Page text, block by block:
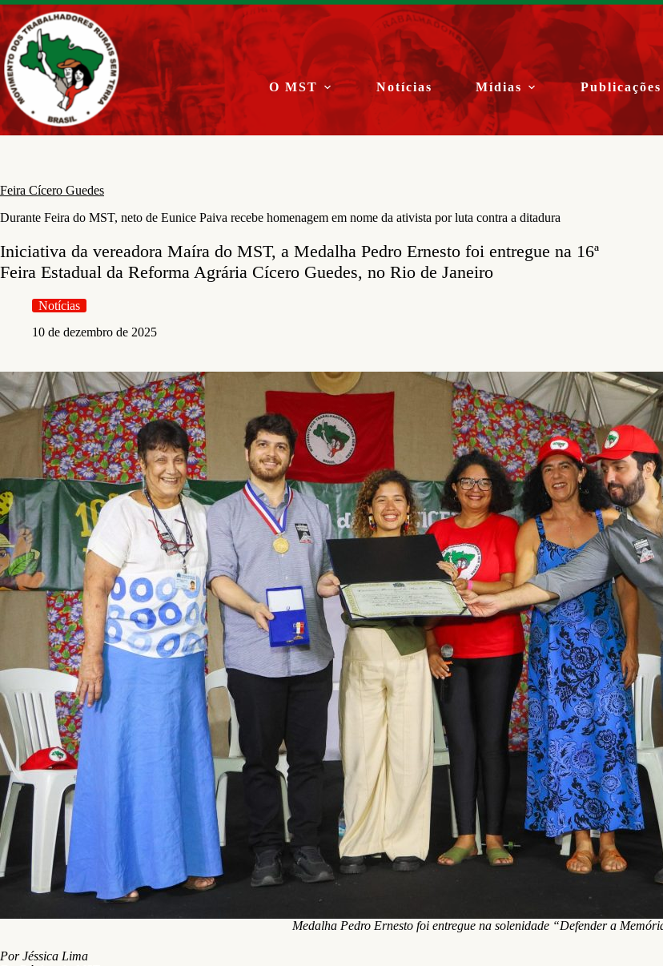
Pular
para
o
conteúdo
O MST Notícias Mídias Publicações
Feira Cícero Guedes
Durante Feira do MST, neto de Eunice Paiva recebe homenagem em nome da ativista por luta contra a ditadura
Iniciativa da vereadora Maíra do MST, a Medalha Pedro Ernesto foi entregue na 16ª
Feira Estadual da Reforma Agrária Cícero Guedes, no Rio de Janeiro
Notícias
10 de dezembro de 2025
Medalha Pedro Ernesto foi entregue na solenidade “Defender a
Por Jéssica Lima